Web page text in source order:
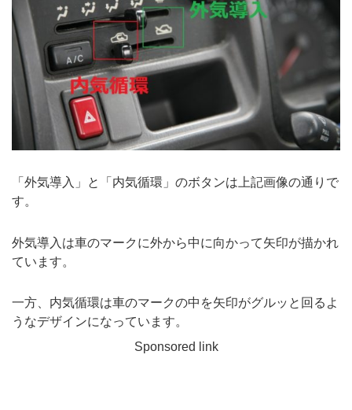
「外気導入」と「内気循環」のボタンは上記画像の通りで
す。
外気導入は車のマークに外から中に向かって矢印が描かれ
ています。
一方、内気循環は車のマークの中を矢印がグルッと回るよ
うなデザインになっています。
Sponsored link